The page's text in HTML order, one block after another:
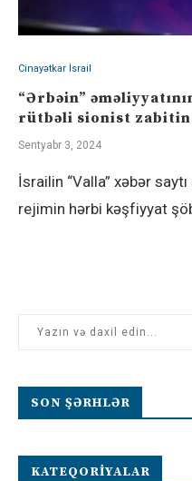
Cinayətkar İsrail
“Ərbəin”
rütbəli sionist zabitin
Sentyabr 3, 2024
İsrailin “Valla” xəbər
rejimin hərbi kəşfiyyat
SON ŞƏRHLƏR
KATEQORIYALAR